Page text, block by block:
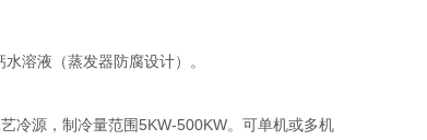
溶液（蒸发器防腐设计）。
冷源，制冷量范围 5KW-500KW。可单机或多机